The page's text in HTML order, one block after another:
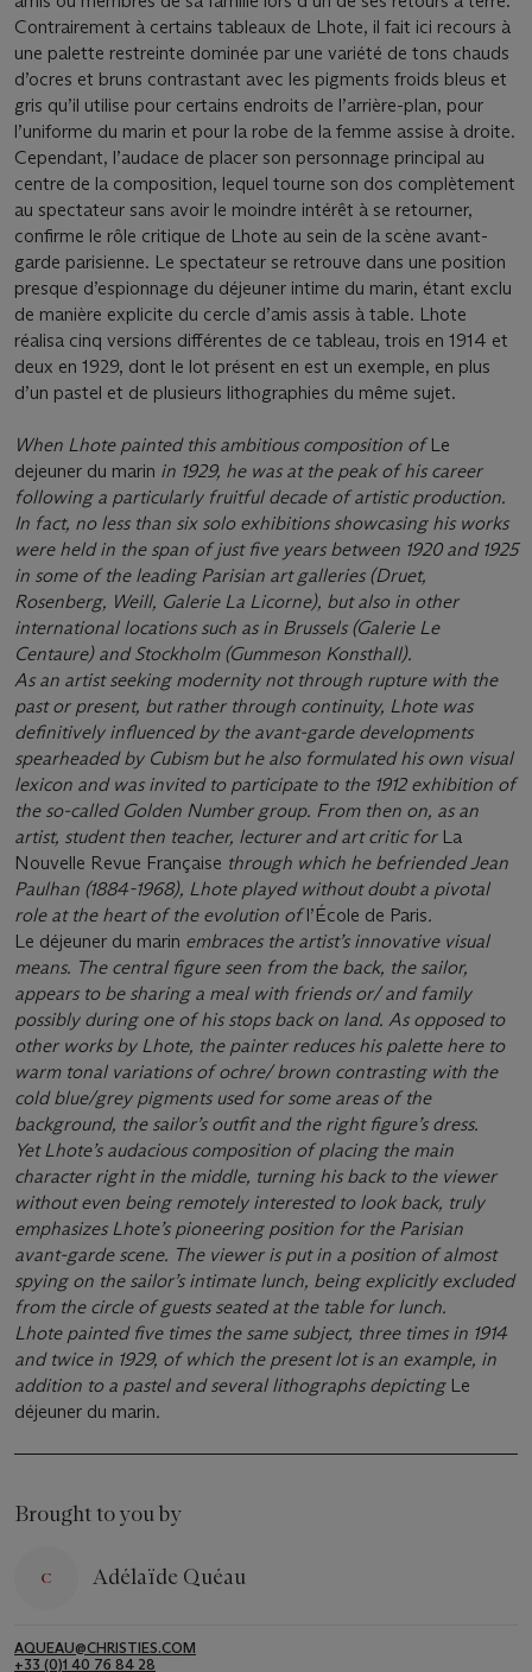
Contrairement à certains tableaux de Lhote, il fait ici recours à
une palette restreinte dominée par une variété de tons chauds
d’ocres et bruns contrastant avec les pigments froids bleus et
gris qu’il utilise pour certains endroits de l’arrière-plan, pour
l’uniforme du marin et pour la robe de la femme assise à droite.
Cependant, l’audace de placer son personnage principal au
centre de la composition, lequel tourne son dos complètement
au spectateur sans avoir le moindre intérêt à se retourner,
confirme le rôle critique de Lhote au sein de la scène avant-
garde parisienne. Le spectateur se retrouve dans une position
presque d’espionnage du déjeuner intime du marin, étant exclu
de manière explicite du cercle d’amis assis à table. Lhote
réalisa cinq versions différentes de ce tableau, trois en 1914 et
deux en 1929, dont le lot présent en est un exemple, en plus
d’un pastel et de plusieurs lithographies du même sujet.
When Lhote painted this ambitious composition of Le
dejeuner du marin in 1929, he was at the peak of his career
following a particularly fruitful decade of artistic production.
In fact, no less than six solo exhibitions showcasing his works
were held in the span of just five years between 1920 and 1925
in some of the leading Parisian art galleries (Druet,
Rosenberg, Weill, Galerie La Licorne), but also in other
international locations such as in Brussels (Galerie Le
Centaure) and Stockholm (Gummeson Konsthall).
As an artist seeking modernity not through rupture with the
past or present, but rather through continuity, Lhote was
definitively influenced by the avant-garde developments
spearheaded by Cubism but he also formulated his own visual
lexicon and was invited to participate to the 1912 exhibition of
the so-called Golden Number group. From then on, as an
artist, student then teacher, lecturer and art critic for La
Nouvelle Revue Française through which he befriended Jean
Paulhan (1884-1968), Lhote played without doubt a pivotal
role at the heart of the evolution ofl’École de Paris.
Le déjeuner du marin embraces the artist’s innovative visual
means. The central figure seen from the back, the sailor,
appears to be sharing a meal with friends or/ and family
possibly during one of his stops back on land. As opposed to
other works by Lhote, the painter reduces his palette here to
warm tonal variations of ochre/ brown contrasting with the
cold blue/grey pigments used for some areas of the
background, the sailor’s outfit and the right figure’s dress.
Yet Lhote’s audacious composition of placing the main
character right in the middle, turning his back to the viewer
without even being remotely interested to look back, truly
emphasizes Lhote’s pioneering position for the Parisian
avant-garde scene. The viewer is put in a position of almost
spying on the sailor’s intimate lunch, being explicitly excluded
from the circle of guests seated at the table for lunch.
Lhote painted five times the same subject, three times in 1914
and twice in 1929, of which the present lot is an example, in
addition to a pastel and several lithographs depicting Le
déjeuner du marin.
Brought to you by
Adélaïde Quéau
AQUEAU@CHRISTIES.COM
+33 (0)1 40 76 84 28